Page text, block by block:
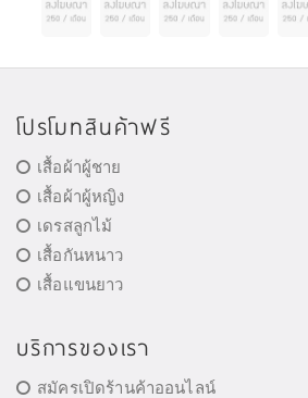
โปรโมทสินค้าฟรี
เสื้อผ้าผู้ชาย
เสื้อผ้าผู้หญิง
เดรสลูกไม้
เสื้อกันหนาว
เสื้อแขนยาว
บริการของเรา
สมัครเปิดร้านค้าออนไลน์